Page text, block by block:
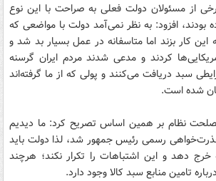
برخی از مسئولان دولت فعلی به صراحت با این نوع
افزود: به نظر نمی‌آمد دولت با مواضعی که
این کار بزند اما متاسفانه در عمل بسیار بد شد و
کردند و مدعی شدند مردم ایران گرسنه
سبد دریافت می‌کنند و پولی که از ما گرفته‌اند
شده است.
نظام بر همین اساس تصریح کرد: ما دیدیم
رسمی رئیس جمهور شد، لذا دولت باید
خرج دهد و این اشتباهات را تکرار نکند؛‌ هرچند
تامین منابع سبد کالا وجود دارد.